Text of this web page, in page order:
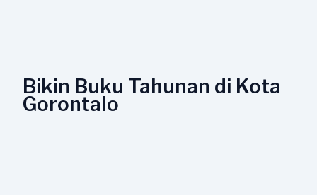
Bikin Buku Tahunan di Kota
Gorontalo